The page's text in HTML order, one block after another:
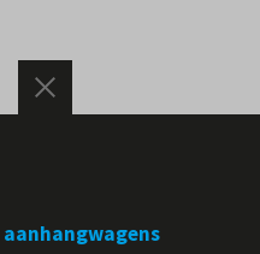
aanhangwagens